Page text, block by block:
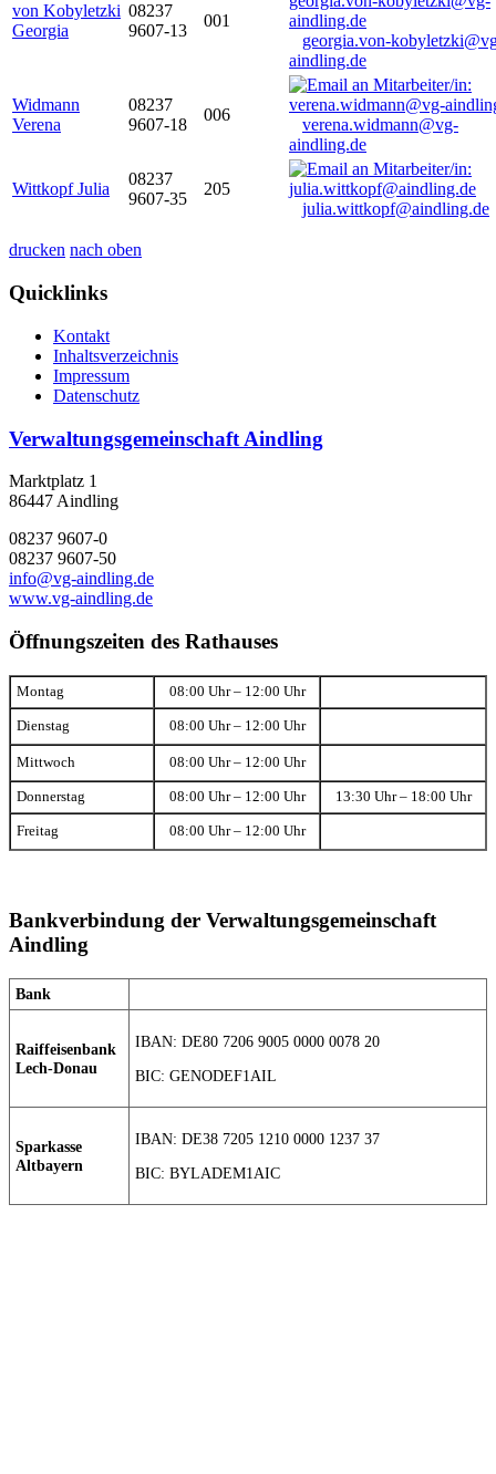
von Kobyletzki
Georgia
08237
9607-13
001
georgia.von-
aindling.de
Widmann
Verena
08237
9607-18
006
verena.widmann@vg-
aindling.de
Wittkopf Julia
08237
9607-35
205
julia.wittkopf@aindling.de
drucken nach oben
Quicklinks
Kontakt
Inhaltsverzeichnis
Impressum
Datenschutz
Verwaltungsgemeinschaft Aindling
Marktplatz 1
86447 Aindling
08237 9607-0
08237 9607-50
info@vg-aindling.de
www.vg-aindling.de
Öffnungszeiten des Rathauses
Montag 08:00 Uhr – 12:00 Uhr
Dienstag 08:00 Uhr – 12:00 Uhr
Mittwoch 08:00 Uhr – 12:00 Uhr
Donnerstag 08:00 Uhr – 12:00 Uhr 13:30 Uhr – 18:00 Uhr
Freitag 08:00 Uhr – 12:00 Uhr
Bankverbindung der Verwaltungsgemeinschaft
Aindling
Bank
Raiffeisenbank
Lech-Donau
IBAN: DE80 7206 9005 0000 0078 20
BIC: GENODEF1AIL
Sparkasse
Altbayern
IBAN: DE38 7205 1210 0000 1237 37
BIC: BYLADEM1AIC